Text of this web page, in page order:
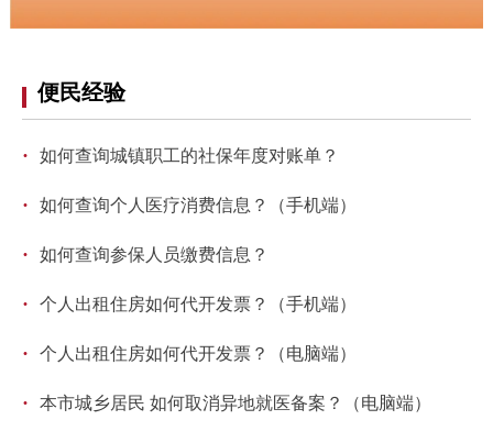
便民经验
· 如何查询城镇职工的社保年度对账单？
· 如何查询个人医疗消费信息？（手机端）
· 如何查询参保人员缴费信息？
· 个人出租住房如何代开发票？（手机端）
· 个人出租住房如何代开发票？（电脑端）
· 本市城乡居民 如何取消异地就医备案？（电脑端）